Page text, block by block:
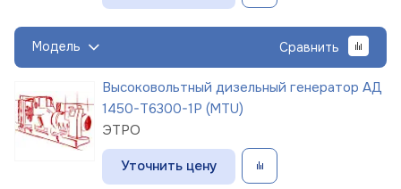
Модель Сравнить
Высоковольтный дизельный генератор АД
1450-Т6300-1Р (MTU)
ЭТРО
Уточнить цену